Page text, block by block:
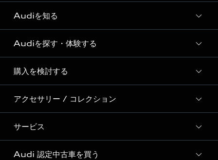
Audiを知る
Audi ブランド
Story of Progress
Audi Sport
Formula 1®
デジタルサービス
Audiを探す・体験する
ディーラー検索
新車在庫検索
試乗車・展示車検索
見積り依頼
試乗予約
購入を検討する
モデル一覧
特別仕様モデル / 限定モデル
e-tronラインアップ
アクセサリー / コレクション
純正アクセサリー
オンラインショップ
サービス
サービス入庫予約
Audi 認定中古車を買う